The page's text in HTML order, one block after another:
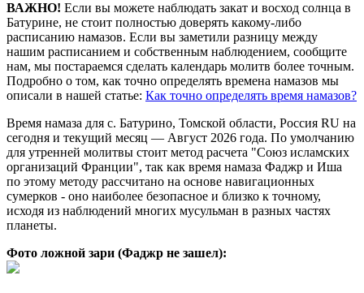
ВАЖНО! Если вы можете наблюдать закат и восход солнца в
Батурине, не стоит полностью доверять какому-либо
расписанию намазов. Если вы заметили разницу между
нашим расписанием и собственным наблюдением, сообщите
нам, мы постараемся сделать календарь молитв более точным.
Подробно о том, как точно определять времена намазов мы
описали в нашей статье: Как точно определять время намазов?
Время намаза для с. Батурино, Томской области, Россия RU на
сегодня и текущий месяц — Август 2026 года. По умолчанию
для утренней молитвы стоит метод расчета "Союз исламских
организаций Франции", так как время намаза Фаджр и Иша
по этому методу рассчитано на основе навигационных
сумерков - оно наиболее безопасное и близко к точному,
исходя из наблюдений многих мусульман в разных частях
планеты.
Фото ложной зари (Фаджр не зашел):